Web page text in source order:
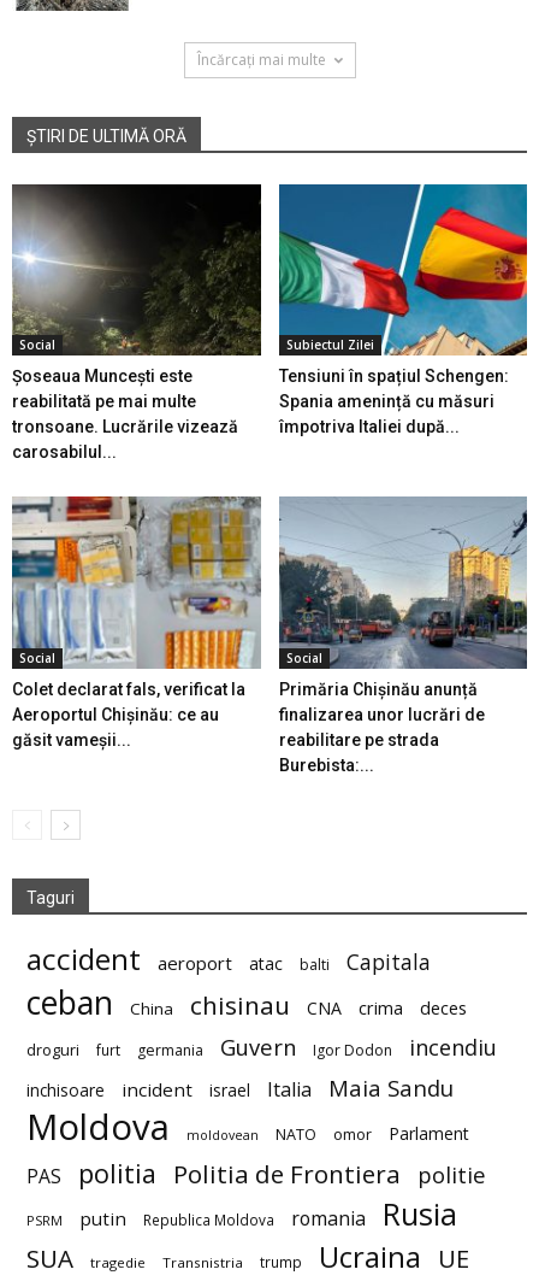
Încărcați mai multe
ȘTIRI DE ULTIMĂ ORĂ
Social
Șoseaua Muncești este
reabilitată pe mai multe
tronsoane. Lucrările vizează
carosabilul...
Subiectul Zilei
Tensiuni în spațiul Schengen:
Spania amenință cu măsuri
împotriva Italiei după...
Social
Colet declarat fals, verificat la
Aeroportul Chișinău: ce au
găsit vameșii...
Social
Primăria Chișinău anunță
finalizarea unor lucrări de
reabilitare pe strada
Burebista:...
Taguri
accident aeroport atac balti Capitala
ceban China chisinau CNA crima deces
droguri furt germania Guvern Igor Dodon incendiu
inchisoare incident israel Italia Maia Sandu
Moldova moldovean NATO omor Parlament
PAS politia Politia de Frontiera politie
PSRM putin Republica Moldova romania Rusia
SUA tragedie Transnistria trump Ucraina UE